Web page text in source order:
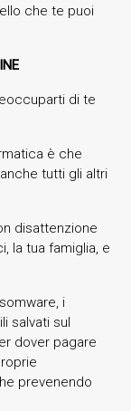
che te puoi
di te
è che
tutti gli altri
disattenzione
la tua famiglia, e
i
salvati sul
dover pagare
prevenendo